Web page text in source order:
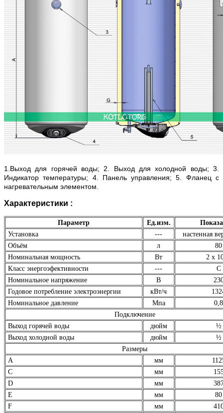
1.Выход для горячей воды; 2. Выход для холодной воды; 3.
Индикатор температуры; 4. Панель управления; 5. Фланец с
нагревательным элементом.
Характеристики :
Параметр Ед.изм.
Установка
---
настенная
Объём
л
80
Номинальная мощность
Вт
2 х
Класс энергоэфективности
---
С
Номинальное напряжение
В
Годовое потребление электроэнергии
кВт/ч
Номинальное давление
Мпа
0,8
Подключение
Выход горячей воды
дюйм
½
Выход холодной воды
дюйм
½
Размеры
А
мм
С
мм
D
мм
E
мм
80
F
мм